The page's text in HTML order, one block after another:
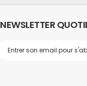
NEWSLETTER